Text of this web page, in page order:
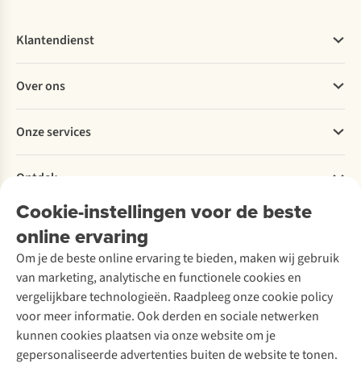
Cookie-instellingen voor de beste
online ervaring
Om je de beste online ervaring te bieden, maken wij gebruik
van marketing, analytische en functionele cookies en
vergelijkbare technologieën. Raadpleeg onze cookie policy
voor meer informatie. Ook derden en sociale netwerken
kunnen cookies plaatsen via onze website om je
gepersonaliseerde advertenties buiten de website te tonen.
Klantendienst
Bestellen
Betalen
Levering
Retourneren
Bestelling herroepen
Garantie
Contact
Over ons
Explore More
Verantwoord ondernemen
Over Ayacucho
Onze winkels
Over A.S.Adventure
Toegankelijkheidsverklaring
Onze services
Ski-onderhoud
Wasservice
Schoenonderhoud
Schoenherstelling
Kledingherstelling
Retouches
Voor bedrijven
Ontdek
A.S.Magazine
Podcast
Explore Academy
Explore Camp
Gear Check
Inspiratie & advies
Meld je aan voor de nieuwsbrief
Follow us